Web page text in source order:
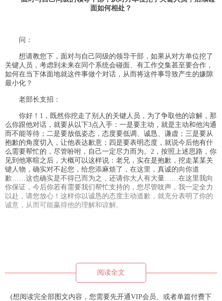
面如何相处？
问：
想请教您下，面对与自己同级的领导干部，如果从对方单位挖了
关键人员，考虑到未来在同个系统会碰面、有工作交集甚至要合作，
如何在当下体面地就这件事做个对话，从而将这件事导致产生的嫌隙
最小化？
老部长支招：
你好！1，既然你挖走了别人的关键人员，为了争取他的谅解，那
么你跟他对话，就要从以下3点入手：一是要主动，就是主动和他沟通
而不能等待；二是要放低姿态，态度要低调、诚恳、谦虚；三是要从
抱歉的角度切入，让他表达歉意；四是要表明态度，就说今后他有什
么需要帮忙的，尽管吩咐，自己一定尽力而为。2，按照上述思路，你
见到他寒暄之后，大概可以这样说：老兄，实在是抱歉，挖走某某关
键人物，确实对不起您，给您添麻烦了，在这里，真诚的向你道
歉……这也确实是不得已而为之，还请你大人有大量……在这里我向
你保证，今后你若有需要我们帮忙支持的，您尽管吱声，我一定全力
以赴，请您放心！这样你以诚恳的态度主动道歉，就充分表明了你的
诚意，从而可能赢得他的理解和谅解。
阅读全文
(想阅读完全部图文内容，您需要先开通VIP会员、或者单篇付费下